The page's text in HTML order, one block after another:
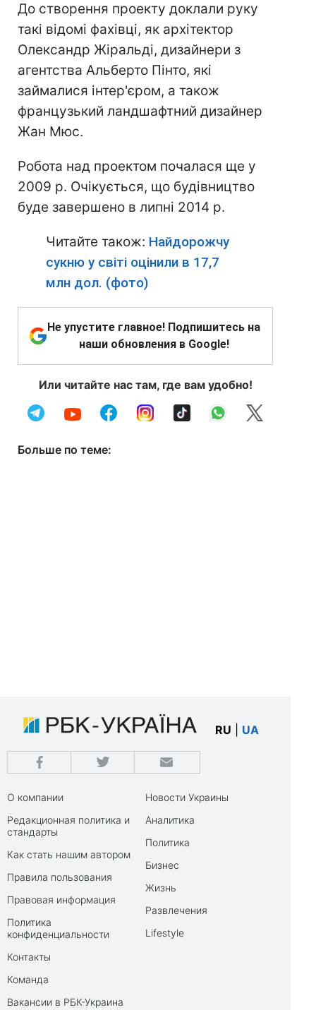
До створення проекту доклали руку
такі відомі фахівці, як архітектор
Олександр Жіральді, дизайнери з
агентства Альберто Пінто, які
займалися інтер'єром, а також
французький ландшафтний дизайнер
Жан Мюс.
Робота над проектом почалася ще у
2009 р. Очікується, що будівництво
буде завершено в липні 2014 р.
Читайте також: Найдорожчу
сукню у світі оцінили в 17,7
млн ​​дол. (фото)
Не упустите главное! Подпишитесь на
наши обновления в Google!
Или читайте нас там, где вам удобно!
Больше по теме:
RU UA
О компании
Редакционная политика и
стандарты
Как стать нашим автором
Правила пользования
Правовая информация
Политика
конфиденциальности
Контакты
Команда
Вакансии в РБК-Украина
Новости Украины
Аналитика
Политика
Бизнес
Жизнь
Развлечения
Lifestyle